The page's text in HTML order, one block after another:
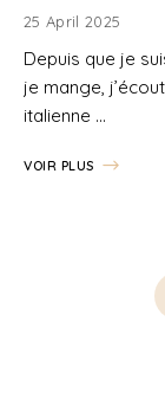
25 April 2025
Depuis que je
je mange,
italienne …
VOIR PLUS